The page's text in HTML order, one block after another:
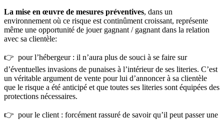
La mise en œuvre de mesures préventives, dans un
environnement où ce risque est continûment croissant, représente
même une opportunité de jouer gagnant / gagnant dans la relation
avec sa clientèle:
👉 pour l’hébergeur : il n’aura plus de souci à se faire sur
d’éventuelles invasions de punaises à l’intérieur de ses literies. C’est
un véritable argument de vente pour lui d’annoncer à sa clientèle
que le risque a été anticipé et que toutes ses literies sont équipées des
protections nécessaires.
👉 pour le client : forcément rassuré de savoir qu’il peut passer une